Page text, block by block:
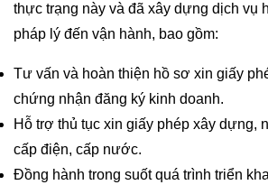
thực trạng này và đã xây dựng dịch vụ
pháp lý đến vận hành, bao gồm:
Tư vấn và hoàn thiện hồ sơ xin giấy
chứng nhận đăng ký kinh doanh.
Hỗ trợ thủ tục xin giấy phép xây dựng,
cấp điện, cấp nước.
Đồng hành trong suốt quá trình triển